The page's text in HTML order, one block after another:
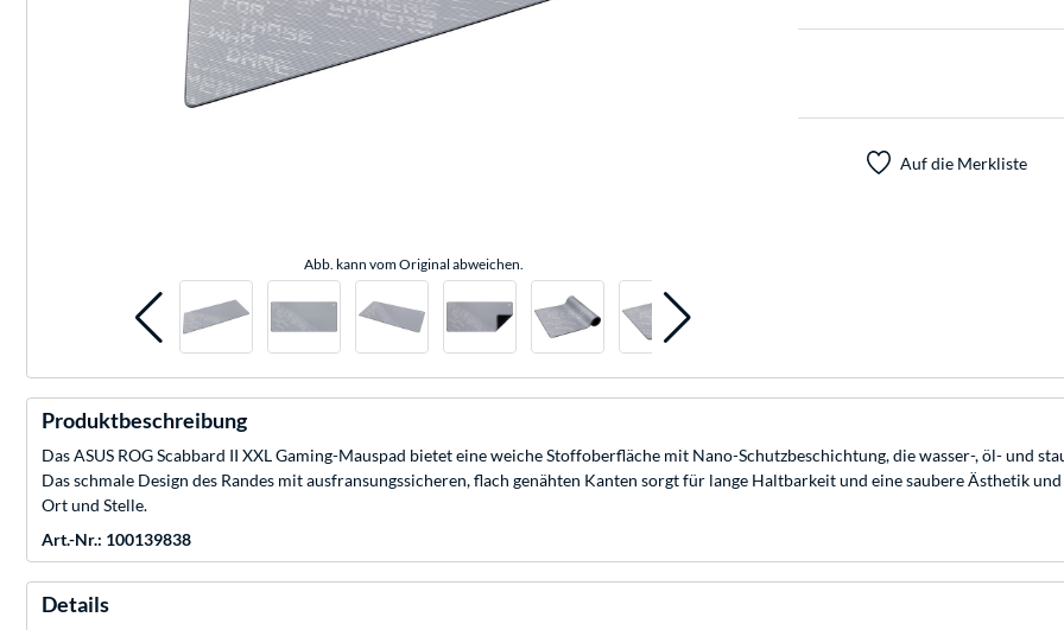
Abb. kann vom Original abweichen.
Auf die Merkliste
Produktbeschreibung
Das ASUS ROG Scabbard II XXL Gaming-Mauspad bietet eine weiche Stoffoberfläche mit Nano-Schutzbeschichtung, die wasser-, öl- und
Das schmale Design des Randes mit ausfransungssicheren, flach genähten Kanten sorgt für lange Haltbarkeit und eine saubere Ästhetik
Ort und Stelle.
Art.-Nr.: 100139838
Details